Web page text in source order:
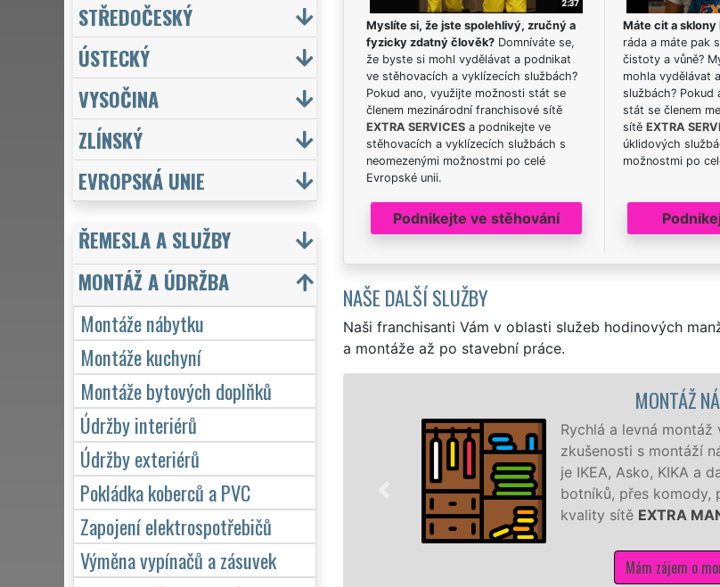
Myslíte si, že jste spolehlivý, zručný a
fyzicky zdatný člověk?Domníváte se,
že byste si mohl vydělávat a podnikat
ve stěhovacích a vyklízecích službách?
Pokud ano, využijte možnosti stát se
členem mezinárodní franchisové sítě
EXTRA SERVICESa podnikejte ve
stěhovacích a vyklízecích službách s
neomezenými možnostmi po celé
Evropské unii.
Podnikejte ve stěhování
Máte cit a sklony
ráda a máte pak
čistoty a vůně?
mohla vydělávat
službách? Pokud
stát se členem
sítě EXTRA
úklidových
možnostmi po
NAŠE DALŠÍ SLUŽBY
Naši franchisanti Vám v oblasti služeb hodinových
a montáže až po stavební práce.
MONTÁŽ
Rychlá a levná
zkušenosti s montáží
je IKEA, Asko, KIKA a
botníků, přes komody,
kvality sítě EXTRA
Mám zájem o
STŘEDOČESKÝ
ÚSTECKÝ
VYSOČINA
ZLÍNSKÝ
EVROPSKÁ UNIE
ŘEMESLA A SLUŽBY
MONTÁŽ A ÚDRŽBA
Montáže nábytku
Montáže kuchyní
Montáže bytových doplňků
Údržby interiérů
Údržby exteriérů
Pokládka koberců a PVC
Zapojení elektrospotřebičů
Výměna vypínačů a zásuvek